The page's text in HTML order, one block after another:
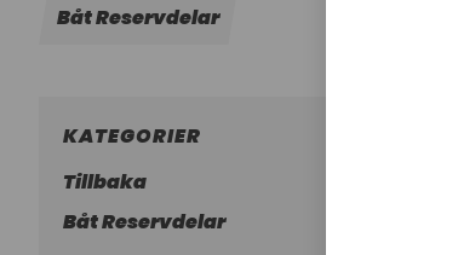
Båt Reservdelar
KATEGORIER
Tillbaka
Båt Reservdelar